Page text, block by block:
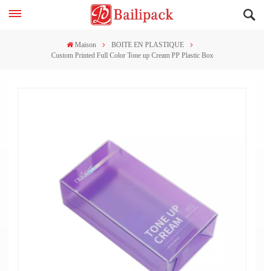
Maison
BOITE EN PLASTIQUE
Custom Printed Full Color Tone up Cream PP Plastic Box